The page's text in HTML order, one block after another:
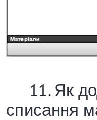
11. Як
списання